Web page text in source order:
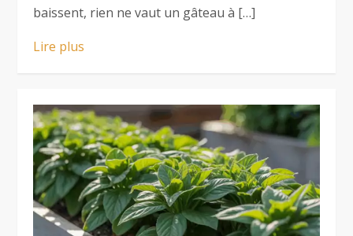
baissent, rien ne vaut un gâteau à […]
Lire plus